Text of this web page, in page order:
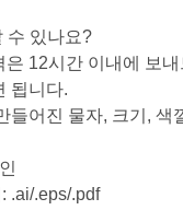
수 있나요?
은 12시간 이내에 보
됩니다.
들어진 물자, 크기, 색
.ai/.eps/.pdf